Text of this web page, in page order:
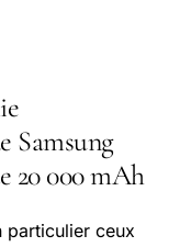
Samsung
20 000 mAh
particulier ceux